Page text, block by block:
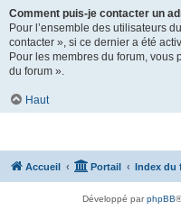
Comment puis-je contacter un
Pour l’ensemble des utilisateurs
contacter », si ce dernier a été
Pour les membres du forum, vous
du forum ».
Haut
Accueil Portail Index du
Développé parphpBB